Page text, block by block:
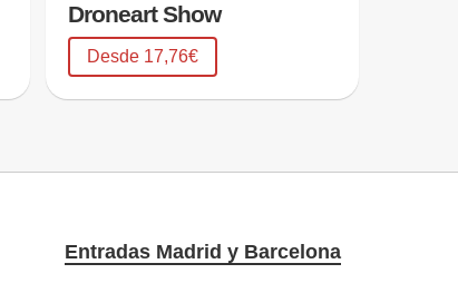
Droneart Show
Desde 17,76€
Entradas Madrid y Barcelona